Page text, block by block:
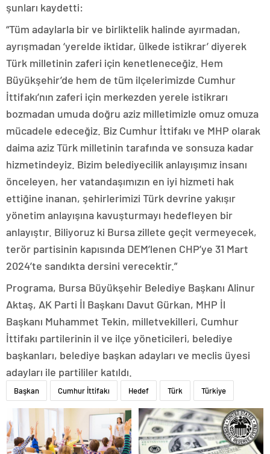
şunları kaydetti:
“Tüm adaylarla bir ve birliktelik halinde ayırmadan,
ayrışmadan ‘yerelde iktidar, ülkede istikrar’ diyerek
Türk milletinin zaferi için kenetleneceğiz. Hem
Büyükşehir’de hem de tüm ilçelerimizde Cumhur
İttifakı’nın zaferi için merkezden yerele istikrarı
bozmadan umuda doğru aziz milletimizle omuz omuza
mücadele edeceğiz. Biz Cumhur İttifakı ve MHP olarak
daima aziz Türk milletinin tarafında ve sonsuza kadar
hizmetindeyiz. Bizim belediyecilik anlayışımız insanı
önceleyen, her vatandaşımızın en iyi hizmeti hak
ettiğine inanan, şehirlerimizi Türk devrine yakışır
yönetim anlayışına kavuşturmayı hedefleyen bir
anlayıştır. Biliyoruz ki Bursa zillete geçit vermeyecek,
terör partisinin kapısında DEM’lenen CHP’ye 31 Mart
2024’te sandıkta dersini verecektir.”
Programa, Bursa Büyükşehir Belediye Başkanı Alinur
Aktaş, AK Parti İl Başkanı Davut Gürkan, MHP İl
Başkanı Muhammet Tekin, milletvekilleri, Cumhur
İttifakı partilerinin il ve ilçe yöneticileri, belediye
başkanları, belediye başkan adayları ve meclis üyesi
adayları ile partililer katıldı.
Başkan Cumhur İttifakı Hedef Türk Türkiye